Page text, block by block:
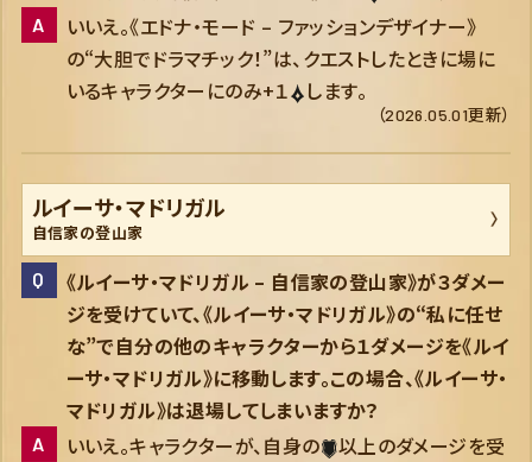
いいえ。《エドナ・モード – ファッションデザイナー》
の“大胆でドラマチック！”は、クエストしたときに場に
いるキャラクターにのみ+１
します。
（2026.05.01更新）
ルイーサ・マドリガル
自信家の登山家
《ルイーサ・マドリガル – 自信家の登山家》が３ダメー
ジを受けていて、《ルイーサ・マドリガル》の“私に任せ
な”で自分の他のキャラクターから１ダメージを《ルイ
ーサ・マドリガル》に移動します。この場合、《ルイーサ・
マドリガル》は退場してしまいますか？
いいえ。キャラクターが、自身の
以上のダメージを受